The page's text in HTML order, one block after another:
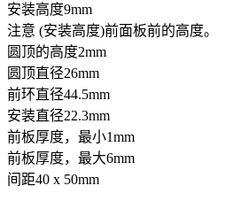
安装高度9mm
注意 (安装高度)前面板前的高度。
圆顶的高度2mm
圆顶直径26mm
前环直径44.5mm
安装直径22.3mm
前板厚度，最小1mm
前板厚度，最大6mm
间距40 x 50mm